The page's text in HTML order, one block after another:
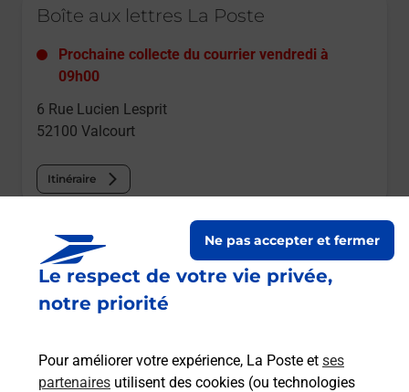
Le respect de votre vie privée,
notre priorité
Pour améliorer votre expérience, La Poste et ses
partenaires utilisent des cookies (ou technologies
Ne pas accepter et fermer
Boîte aux lettres La Poste
Prochaine collecte du courrier vendredi à
09h00
6 Rue Lucien Lesprit
52100 Valcourt
Itinéraire
Boîte aux lettres La Poste
Prochaine collecte du courrier vendredi
09h00
52100 Valcourt
Le lien s'ouvre dans un nouvel onglet